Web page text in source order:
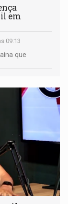
em
09:13
que